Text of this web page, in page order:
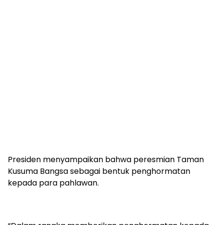
Presiden menyampaikan bahwa peresmian Taman
Kusuma Bangsa sebagai bentuk penghormatan
kepada para pahlawan.